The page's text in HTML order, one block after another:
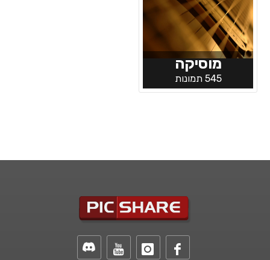
מוסיקה
545 תמונות